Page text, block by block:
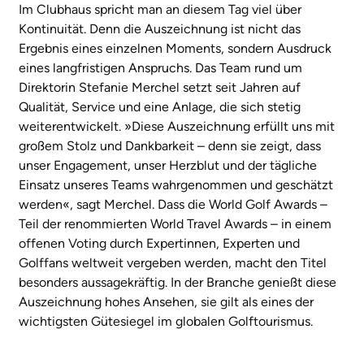
Im Clubhaus spricht man an diesem Tag viel über
Kontinuität. Denn die Auszeichnung ist nicht das
Ergebnis eines einzelnen Moments, sondern Ausdruck
eines langfristigen Anspruchs. Das Team rund um
Direktorin Stefanie Merchel setzt seit Jahren auf
Qualität, Service und eine Anlage, die sich stetig
weiterentwickelt. »Diese Auszeichnung erfüllt uns mit
großem Stolz und Dankbarkeit – denn sie zeigt, dass
unser Engagement, unser Herzblut und der tägliche
Einsatz unseres Teams wahrgenommen und geschätzt
werden«, sagt Merchel. Dass die World Golf Awards –
Teil der renommierten World Travel Awards – in einem
offenen Voting durch Expertinnen, Experten und
Golffans weltweit vergeben werden, macht den Titel
besonders aussagekräftig. In der Branche genießt diese
Auszeichnung hohes Ansehen, sie gilt als eines der
wichtigsten Gütesiegel im globalen Golftourismus.